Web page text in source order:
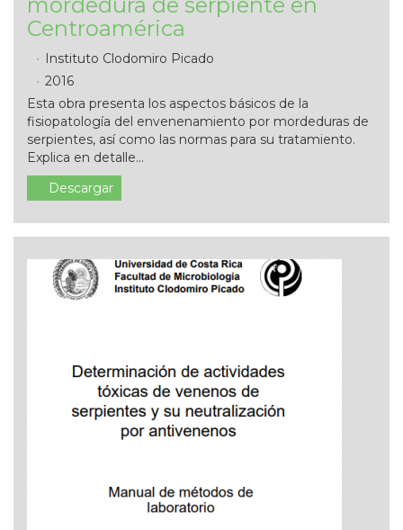
mordedura de serpiente en
Centroamérica
Instituto Clodomiro Picado
2016
Esta obra presenta los aspectos básicos de la
fisiopatología del envenenamiento por mordeduras de
serpientes, así como las normas para su tratamiento.
Explica en detalle...
Descargar